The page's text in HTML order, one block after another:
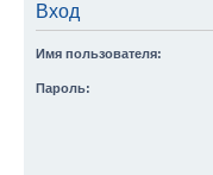
Вход
Имя пользователя:
Пароль: